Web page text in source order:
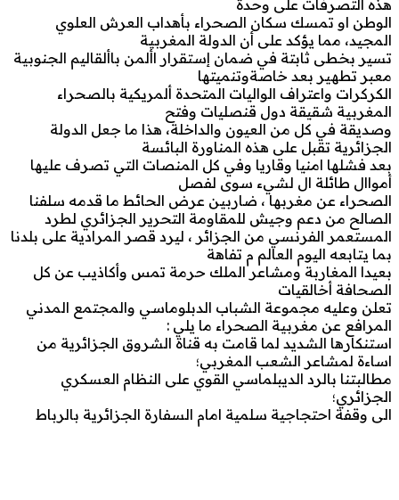
هذه التصرفات على وحدة
الوطن او تمسك سكان الصحراء بأهداب العرش العلوي
المجيد، مما يؤكد على أن الدولة المغربية
تسير بخطى ثابتة في ضمان إستقرار األمن باألقاليم الجنوبية
معبر تطهير بعد خاصةوتنميتها
الكركرات واعتراف الواليات المتحدة ألمريكية بالصحراء
المغربية شقيقة دول قنصليات وفتح
وصديقة في كل من العيون والداخلة، هذا ما جعل الدولة
الجزائرية تقبل على هذه المناورة البائسة
بعد فشلها امنيا وقاريا وفي كل المنصات التي تصرف عليها
أمواال طائلة ال لشيء سوى لفصل
الصحراء عن مغربها ، ضاربين عرض الحائط ما قدمه سلفنا
الصالح من دعم وجيش للمقاومة التحرير الجزائري لطرد
المستعمر الفرنسي من الجزائر ، ليرد قصر المرادية على بلدنا
بما يتابعه اليوم العالم م تفاهة
بعيدا المغاربة ومشاعر الملك حرمة تمس وأكاذيب عن كل
الصحافة أخالقيات
تعلن وعليه مجموعة الشباب الدبلوماسي والمجتمع المدني
المرافع عن مغربية الصحراء ما يلي :
استنكارها الشديد لما قامت به قناة الشروق الجزائرية من
اساءة لمشاعر الشعب المغربي؛
مطالبتنا بالرد الديبلماسي القوي على النظام العسكري
الجزائري؛
الى وقفة احتجاجية سلمية امام السفارة الجزائرية بالرباط